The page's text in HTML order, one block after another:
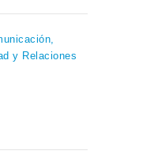
y Relaciones